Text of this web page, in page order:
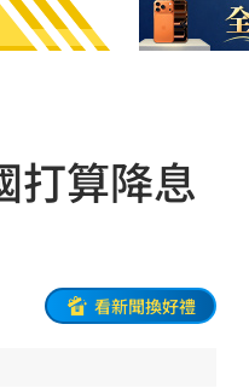
算降息
看新聞換好禮